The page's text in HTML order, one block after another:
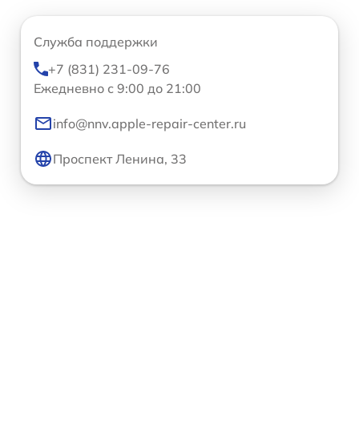
Служба поддержки
+7 (831) 231-09-76
Ежедневно с 9:00 до 21:00
info@nnv.apple-repair-center.ru
Проспект Ленина, 33